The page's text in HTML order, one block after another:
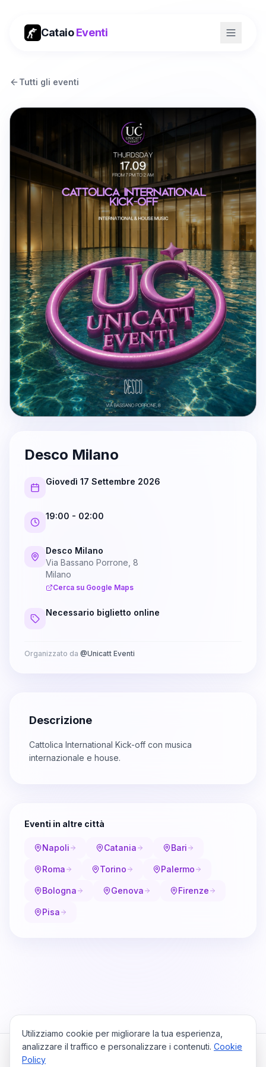
CataioEventi
Tutti gli eventi
Desco Milano
Giovedì 17 Settembre 2026
19:00 - 02:00
Desco Milano
Via Bassano Porrone, 8
Milano
Cerca su Google Maps
Necessario biglietto online
Organizzato da @Unicatt Eventi
Descrizione
Cattolica International Kick-off con musica
internazionale e house.
Eventi in altre città
Napoli Catania Bari
Roma Torino Palermo
Bologna Genova Firenze
Pisa
Utilizziamo cookie per migliorare la tua esperienza,
analizzare il traffico e personalizzare i contenuti. Cookie
Policy